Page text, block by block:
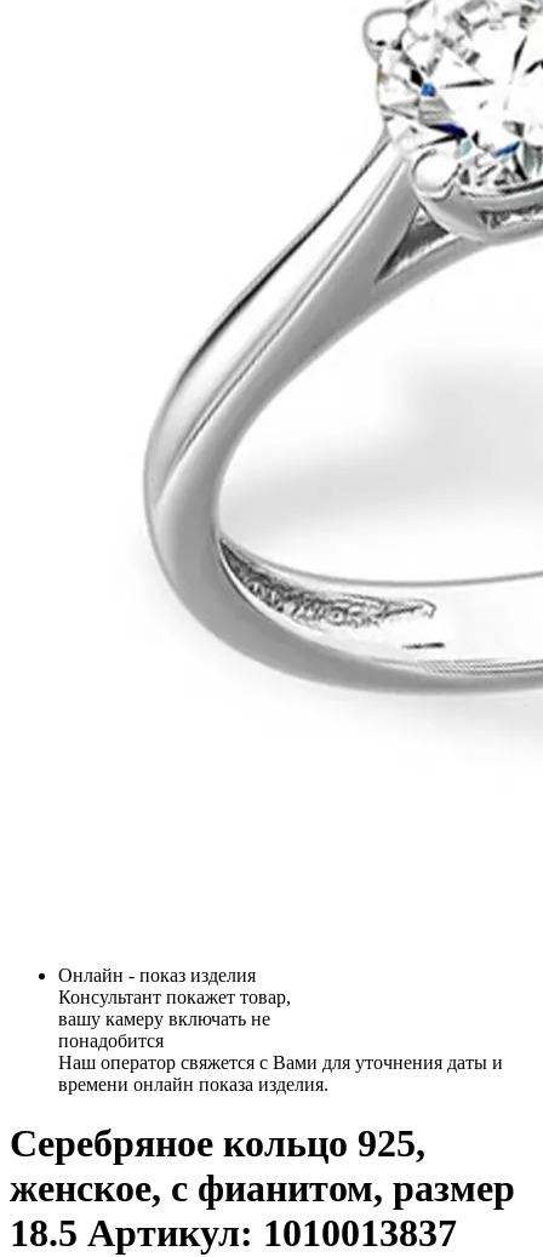
Онлайн - показ изделия
Консультант покажет товар,
вашу камеру включать не
понадобится
Наш оператор свяжется с Вами для уточнения даты и
времени онлайн показа изделия.
Серебряное кольцо 925,
женское, с фианитом, размер
18.5 Артикул: 1010013837